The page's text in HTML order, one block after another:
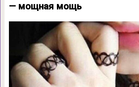
— мощная мощь